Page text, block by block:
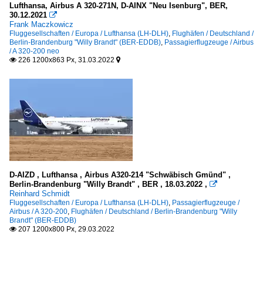
Lufthansa, Airbus A 320-271N, D-AINX "Neu Isenburg", BER,
30.12.2021 
Frank Maczkowicz
Fluggesellschaften / Europa / Lufthansa (LH-DLH), Flughäfen / Deutschland /
Berlin-Brandenburg "Willy Brandt" (BER-EDDB), Passagierflugzeuge / Airbus
/ A 320-200 neo
 226 1200x863 Px, 31.03.2022 
D-AIZD , Lufthansa , Airbus A320-214 "Schwäbisch Gmünd" ,
Berlin-Brandenburg "Willy Brandt" , BER , 18.03.2022 , 
Reinhard Schmidt
Fluggesellschaften / Europa / Lufthansa (LH-DLH), Passagierflugzeuge /
Airbus / A 320-200, Flughäfen / Deutschland / Berlin-Brandenburg "Willy
Brandt" (BER-EDDB)
 207 1200x800 Px, 29.03.2022